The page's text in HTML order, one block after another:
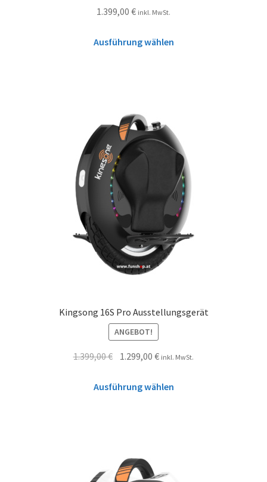
1.399,00 € inkl. MwSt.
Ausführung wählen
Kingsong 16S Pro Ausstellungsgerät
ANGEBOT!
1.399,00€ 1.299,00€ inkl. MwSt.
Ausführung wählen